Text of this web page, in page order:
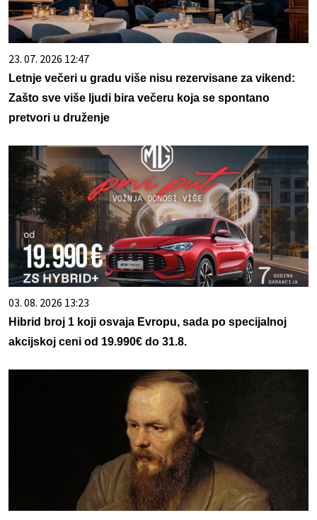
23. 07. 2026 12:47
Letnje večeri u gradu više nisu rezervisane za vikend:
Zašto sve više ljudi bira večeru koja se spontano
pretvori u druženje
03. 08. 2026 13:23
Hibrid broj 1 koji osvaja Evropu, sada po specijalnoj
akcijskoj ceni od 19.990€ do 31.8.